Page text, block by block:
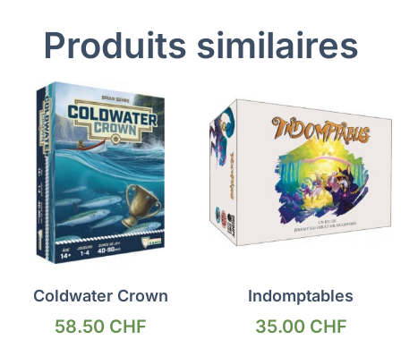
Produits similaires
Coldwater Crown
58.50 CHF
Indomptables
35.00 CHF